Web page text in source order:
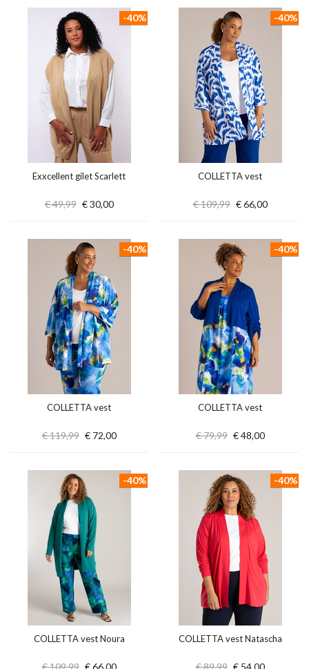
Exxcellent gilet Scarlett
€ 49,99 € 30,00
-40%
COLLETTA vest
€ 109,99 € 66,00
-40%
COLLETTA vest
€ 119,99 € 72,00
-40%
COLLETTA vest
€ 79,99 € 48,00
-40%
COLLETTA vest Noura
€ 109,99 € 66,00
-40%
COLLETTA vest Natascha
€ 89,99 € 54,00
-40%